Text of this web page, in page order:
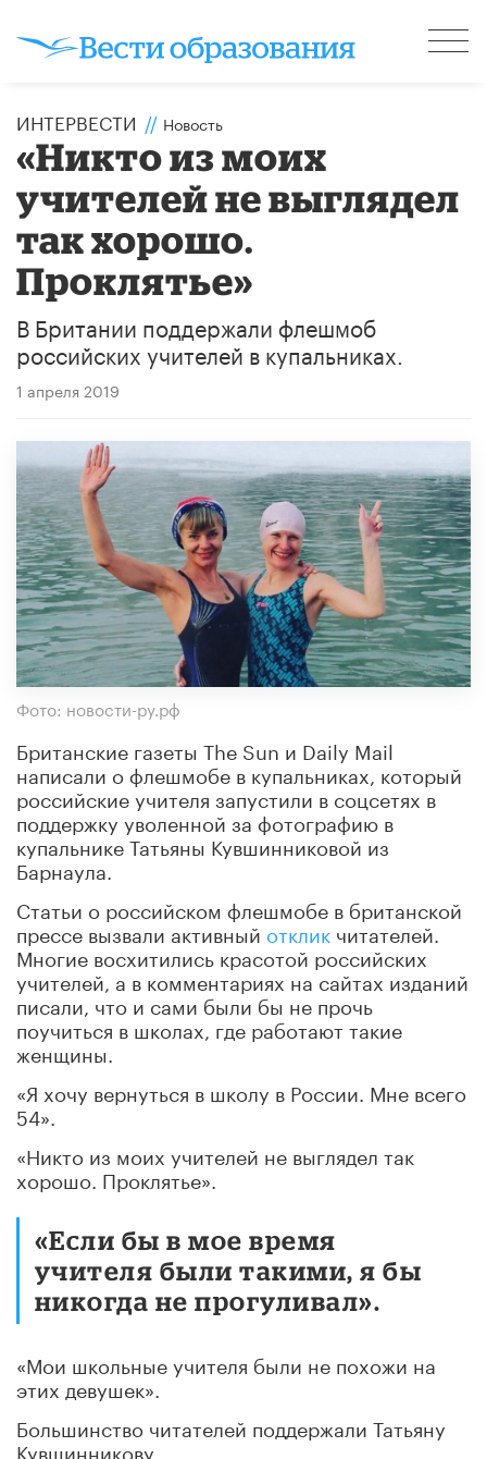
ИНТЕРВЕСТИ // Новость
«Никто из моих
учителей не выглядел
так хорошо.
Проклятье»
В Британии поддержали флешмоб
российских учителей в купальниках.
1 апреля 2019
Фото: новости-ру.рф
Британские газеты The Sun и Daily Mail
написали о флешмобе в купальниках, который
российские учителя запустили в соцсетях в
поддержку уволенной за фотографию в
купальнике Татьяны Кувшинниковой из
Барнаула.
Статьи о российском флешмобе в британской
прессе вызвали активный отклик читателей.
Многие восхитились красотой российских
учителей, а в комментариях на сайтах изданий
писали, что и сами были бы не прочь
поучиться в школах, где работают такие
женщины.
«Я хочу вернуться в школу в России. Мне всего
54».
«Никто из моих учителей не выглядел так
хорошо. Проклятье».
«Если бы в мое время
учителя были такими, я бы
никогда не прогуливал».
«Мои школьные учителя были не похожи на
этих девушек».
Большинство читателей поддержали Татьяну
Кувшинникову.